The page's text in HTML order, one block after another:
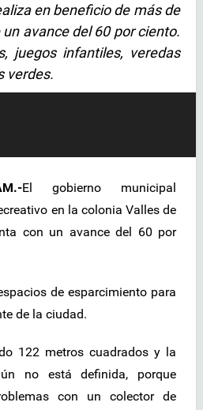
en beneficio de más de
avance del 60 por ciento.
juegos infantiles, veredas
verdes.
El gobierno municipal
en la colonia Valles de
con un avance del 60 por
de esparcimiento para
de la ciudad.
122 metros cuadrados y la
no está definida, porque
con un colector de